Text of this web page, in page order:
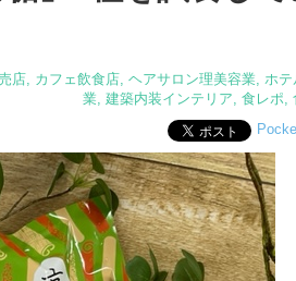
店, カフェ飲食店, ヘアサロン理美容業, ホテ
業, 建築内装インテリア, 食レポ,